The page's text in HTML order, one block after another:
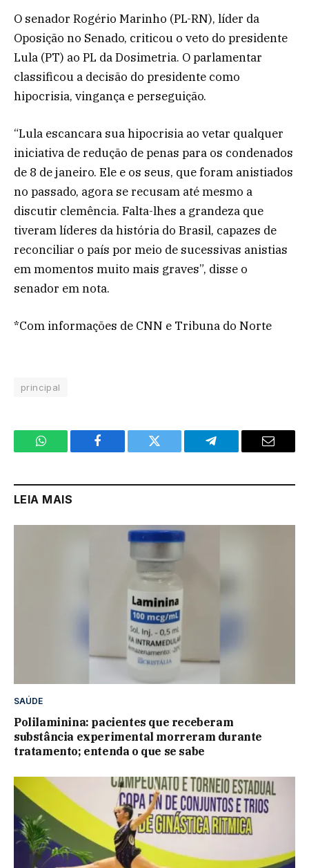
O senador Rogério Marinho (PL-RN), líder da
Oposição no Senado, criticou o veto do presidente
Lula (PT) ao PL da Dosimetria. O parlamentar
classificou a decisão do presidente como
hipocrisia, vingança e perseguição.
“Lula escancara sua hipocrisia ao vetar qualquer
iniciativa de redução de penas para os condenados
de 8 de janeiro. Ele e os seus, que foram anistiados
no passado, agora se recusam até mesmo a
discutir clemência. Falta-lhes a grandeza que
tiveram líderes da história do Brasil, capazes de
reconciliar o país por meio de sucessivas anistias
em momentos muito mais graves”, disse o
senador em nota.
*Com informações de CNN e Tribuna do Norte
principal
WhatsApp Facebook Twitter Telegram Email
LEIA MAIS
SAÚDE
Polilaminina: pacientes que receberam
substância experimental morreram durante
tratamento; entenda o que se sabe